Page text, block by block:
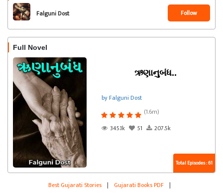
Falguni Dost Follow
Full Novel
ઋણાનુબંધ..
by Falguni Dost
(1.6m)
345.1k
51 207.5k
Total Episodes : 61
Best Gujarati Stories | Gujarati Books PDF |